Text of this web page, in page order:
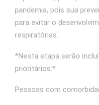
pandemia, pois sua
para evitar o
respiratórias.
*Nesta etapa serão
prioritários:*
Pessoas com